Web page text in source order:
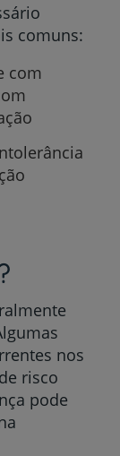
comuns:
com
nos
risco
pode